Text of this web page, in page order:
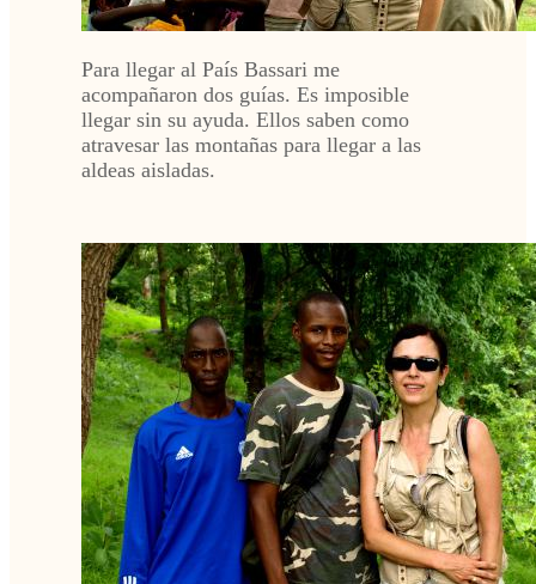
Para llegar al País Bassari me
acompañaron dos guías. Es imposible
llegar sin su ayuda. Ellos saben como
atravesar las montañas para llegar a las
aldeas aisladas.